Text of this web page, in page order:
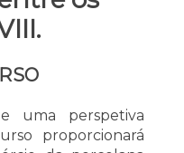
uma perspetiva
proporcionará